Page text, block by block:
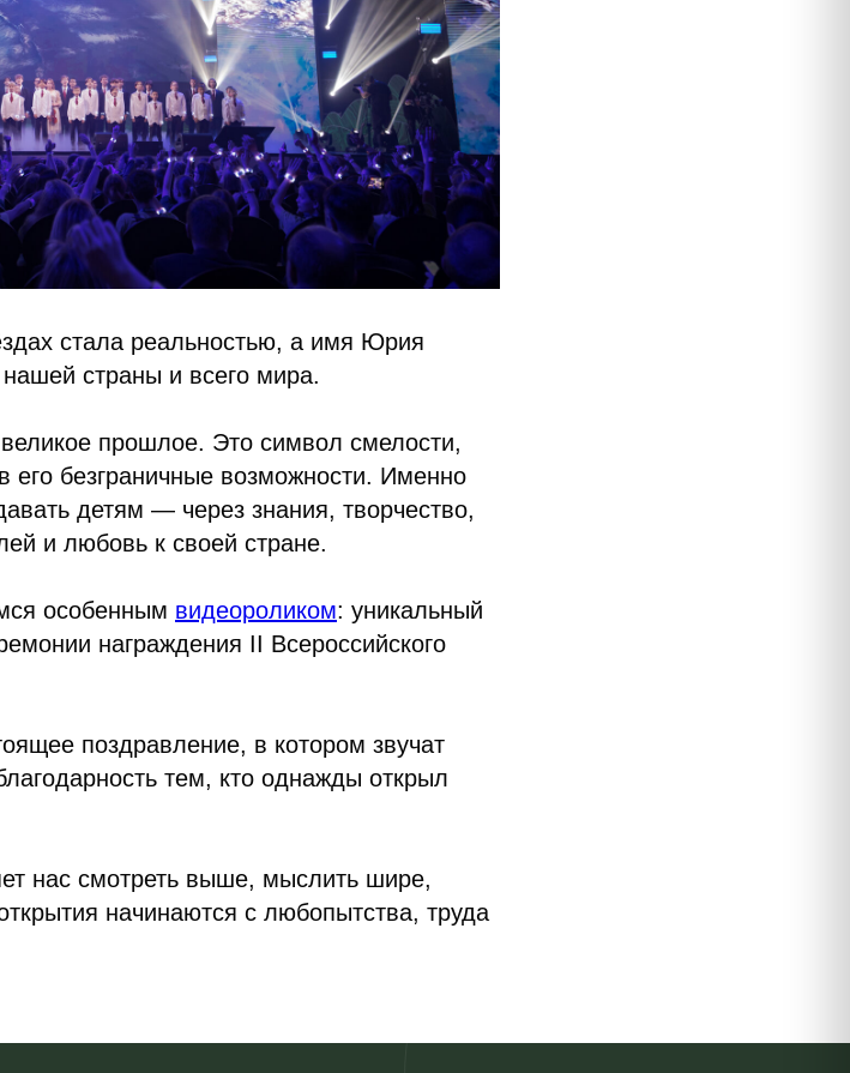
стала реальностью, а имя Юрия
страны и всего мира.
прошлое. Это символ смелости,
его безграничные возможности. Именно
детям — через знания, творчество,
и любовь к своей стране.
особенным видеороликом: уникальный
награждения II Всероссийского
поздравление, в котором звучат
тем, кто однажды открыл
нас смотреть выше, мыслить шире,
начинаются с любопытства, труда